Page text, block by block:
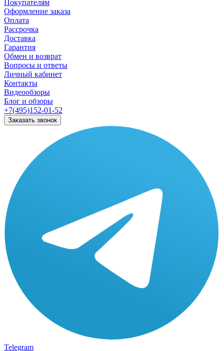
Покупателям
Оформление заказа
Оплата
Рассрочка
Доставка
Гарантия
Обмен и возврат
Вопросы и ответы
Личный кабинет
Контакты
Видеообзоры
Блог и обзоры
+7(495)152-01-52
Заказать звонок
Telegram